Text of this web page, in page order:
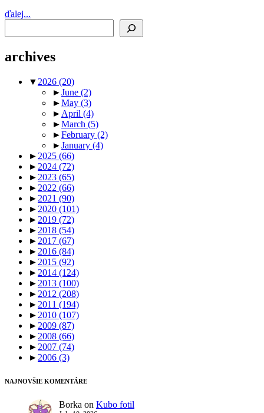
ďalej...
archives
▼ 2026 (20)
►June (2)
►May (3)
► April (4)
►March (5)
►February (2)
►January (4)
► 2025 (66)
► 2024 (72)
► 2023 (65)
► 2022 (66)
► 2021 (90)
► 2020 (101)
► 2019 (72)
► 2018 (54)
► 2017 (67)
► 2016 (84)
► 2015 (92)
► 2014 (124)
► 2013 (100)
► 2012 (208)
► 2011 (194)
► 2010 (107)
► 2009 (87)
► 2008 (66)
► 2007 (74)
► 2006 (3)
NAJNOVŠIE KOMENTÁRE
Borka on Kubo fotil